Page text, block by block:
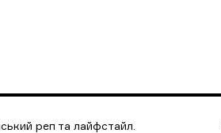
реп та лайфстайл.